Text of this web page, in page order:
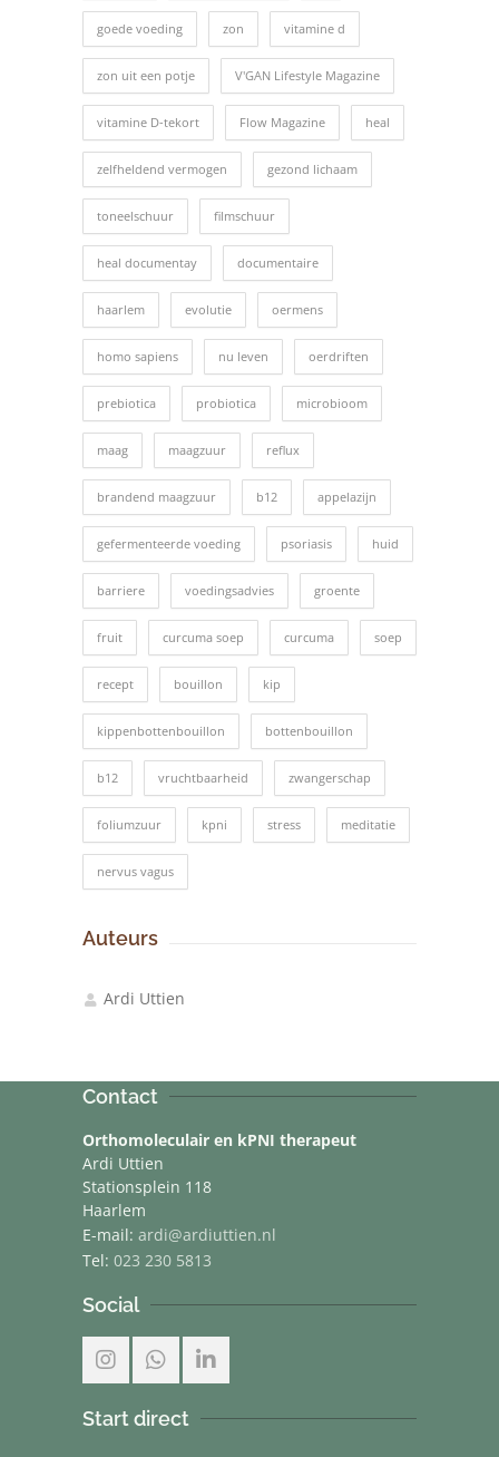
goede voeding zon vitamine d
zon uit een potje V'GAN Lifestyle Magazine
vitamine D-tekort Flow Magazine heal
zelfheldend vermogen gezond lichaam
toneelschuur filmschuur
heal documentay documentaire
haarlem evolutie oermens
homo sapiens nu leven oerdriften
prebiotica probiotica microbioom
maag maagzuur reflux
brandend maagzuur b12 appelazijn
gefermenteerde voeding psoriasis huid
barriere voedingsadvies groente
fruit curcuma soep curcuma soep
recept bouillon kip
kippenbottenbouillon bottenbouillon
b12 vruchtbaarheid zwangerschap
foliumzuur kpni stress meditatie
nervus vagus
Auteurs
Ardi Uttien
Contact
Orthomoleculair en kPNI therapeut
Ardi Uttien
Stationsplein 118
Haarlem
E-mail: ardi@ardiuttien.nl
Tel: 023 230 5813
Social
Start direct